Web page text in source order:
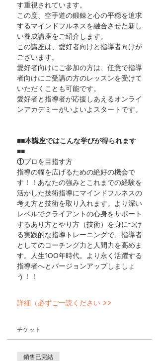
す重視されています。
この度、空手道の鍛錬と心の平穏を追求
するマインドフルネスを融合させた新し
い養成講座をご紹介します。
この講座は、愛好者向けと指導者向けが
ございます。
愛好者向けにご参加の方は、任意で指導
者向けにご受講の方のレッスンを受けて
いただくことも可能です。
愛好者と指導者が応援しあえるオンライ
ンアカデミーがいよいよスタートです。
■■本講座ではこんな学びが得られます
■■
①プロを目指す方
指導の幅を広げるための絶好の機会で
す！！あなたの強みとこれまでの経験を
活かした技術指導にマインドフルネスの
考え方と技術を取り入れます。より深い
レベルでクライアントの心身をサポート
するあり方とやり方（技術）を身につけ
る実践的な指導トレーニングで、指導者
としてのコーチング力と人間力を高めま
す。人生100年時代。より永く活躍する
指導者へとバージョンアップしましょ
う！！
詳細（必ずご一読ください >>
チケット
銷售已完結